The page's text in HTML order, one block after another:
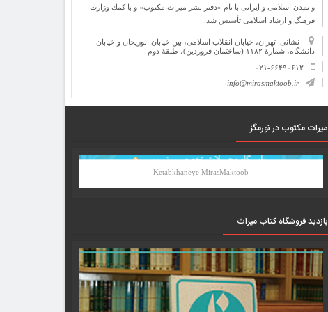
و تمدن اسلامی و ایرانی با نام «دفتر نشر میراث مكتوب» و با كمك وزارت
فرهنگ و ارشاد اسلامی تأسیس شد.
نشانی: تهران، خیابان انقلاب اسلامی، بین خیابان ابوریحان و خیابان
دانشگاه، شمارۀ ۱۱۸۲ (ساختمان فروردین)، طبقۀ دوم
۰۲۱-۶۶۴۹۰۶۱۲
info@mirasmaktoob.ir
میرات مکتوب در نورمگز
Ketabkhaneye MirasMaktoob
بازدید فروشگاه کتاب میراث